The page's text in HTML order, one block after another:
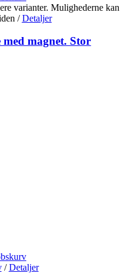
varianter. Mulighederne kan
/ Detaljer
magnet. Stor
/ Detaljer